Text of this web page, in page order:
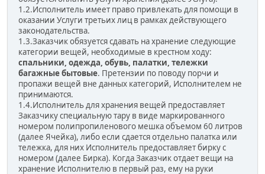
1.2.Исполнитель имеет право привлекать для помощи в
оказании Услуги третьих лиц в рамках действующего
законодательства.
1.3.Заказчик обязуется сдавать на хранение следующие
категории вещей, необходимые в крестном ходу:
спальники, одежда, обувь, палатки, тележки
багажные бытовые. Претензии по поводу порчи и
пропажи вещей вне данных категорий, Исполнителем не
принимаются.
1.4.Исполнитель для хранения вещей предоставляет
Заказчику специальную тару в виде маркированного
номером полипропиленового мешка объемом 60 литров
(далее Ячейка), либо если сдается отдельно палатка или
тележка, для них Исполнитель предоставляет бирку с
номером (далее Бирка). Когда Заказчик отдает вещи на
хранение Исполнителю в первый раз, ему на руки